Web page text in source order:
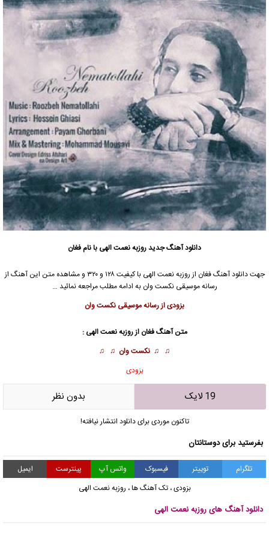
دانلود آهنگ جدیدروزبه نعمت الهی با نام فغان
جهت دانلود آهنگ فغان از روزبه نعمت الهی
با کیفیت ۱۲۸ و ۳۲۰ و مشاهده متن این آهنگ از
رسانه موسیقی نکست وان به ادامه مطلب مراجعه نمائید …
بزودی از رسانه موسیقی نکست وان
متن آهنگ فغان ازروزبه نعمت الهی :
♫ ♫ نکست وان ♫ ♫
بزودی
19 لایک بدون نظر
تاکنون موردی برای دانلود انتشار نیافته!
بفرستید برای دوستانتان
تلگرام توییتر فیسبوک واتس آپ پینترست
ایمیل
بزودی،تک آهنگ ها، روزبه نعمت الهی
دانلود آهنگ های روزبه نعمت الهی